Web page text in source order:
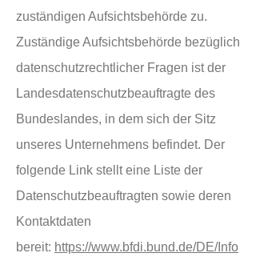
zuständigen Aufsichtsbehörde zu.
Zuständige Aufsichtsbehörde bezüglich
datenschutzrechtlicher Fragen ist der
Landesdatenschutzbeauftragte des
Bundeslandes, in dem sich der Sitz
unseres Unternehmens befindet. Der
folgende Link stellt eine Liste der
Datenschutzbeauftragten sowie deren
Kontaktdaten
bereit: https://www.bfdi.bund.de/DE/Info